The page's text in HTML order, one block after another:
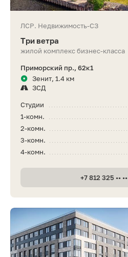
ЛСР. Недвижимость-СЗ
Три ветра
жилой комплекс бизнес-класса
Приморский пр., 62к1
Зенит, 1.4 км
ЗСД
Студии
1-комн.
2-комн.
3-комн.
4-комн.
+7 812 325 •• ••